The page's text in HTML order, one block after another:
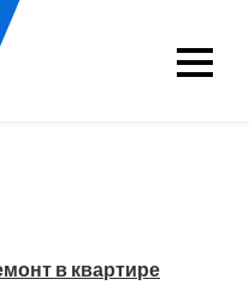
в квартире